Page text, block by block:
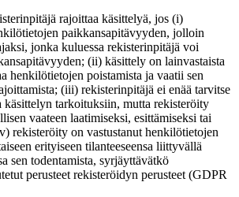
rajoittaa käsittelyä, jos (i)
paikkansapitävyyden, jolloin
jonka kuluessa rekisterinpitäjä voi
(ii) käsittely on lainvastaista
henkilötietojen poistamista ja vaatii sen
(iii) rekisterinpitäjä ei enää tarvitse
käsittelyn tarkoituksiin, mutta rekisteröity
vaateen laatimiseksi, esittämiseksi tai
rekisteröity on vastustanut henkilötietojen
erityiseen tilanteeseensa liittyvällä
sen todentamista, syrjäyttävätkö
perusteet rekisteröidyn perusteet (GDPR